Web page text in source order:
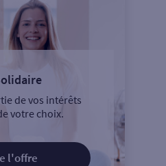
de vos intérêts
votre choix.
l'offre